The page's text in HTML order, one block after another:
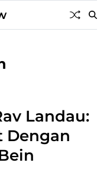
Landau:
Dengan